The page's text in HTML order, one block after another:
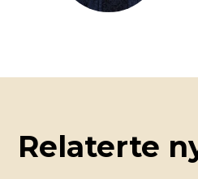
Relaterte